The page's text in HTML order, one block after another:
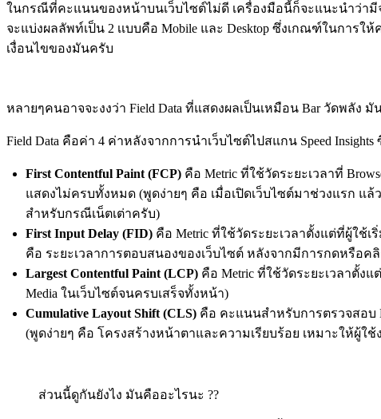
ในกรณีที่คะแนนของหน้าบนเว็บไซต์ไม่ดี เครื่องมือนี้ก็จะแนะนำว่ามี
จะแบ่งผลลัพท์เป็น 2 เเบบคือ Mobile และ Desktop ซึ่งเกณฑ์ในกา
เงื่อนไขของมันครับ
หลายๆคนอาจจะงงว่า Field Data ที่แสดงผลเป็นเหมือน Bar วัดพลัง
Field Data คือค่า 4 ค่าหลังจากการนำเว็บไซต์ไปสแกน Speed
First Contentful Paint (FCP) คือ Metric ที่ใช้วัดระยะเวลาที่
แสดงไม่ครบทั้งหมด (พูดง่ายๆ คือ เมื่อเปิดเว็บไซต์มาช่วงแรก แ
สำหรับกรณีเน็ตเต่าครับ)
First Input Delay (FID) คือ Metric ที่ใช้วัดระยะเวลาตั้งแต่ที่ผู้ใช้เ
คือ ระยะเวลาการตอบสนองของเว็บไซต์ หลังจากมีการกดหรือค
Largest Contentful Paint (LCP) คือ Metric ที่ใช้วัดระยะเวลาตั้ง
Media ในเว็บไซต์จนครบเสร็จทั้งหน้า)
Cumulative Layout Shift (CLS) คือ คะแนนสำหรับการตรวจสอบ
(พูดง่ายๆ คือ โครงสร้างหน้าตาและความเรียบร้อย เหมาะให้ผู้ใช้
ส่วนนี้ดูกันยังไง มันคืออะไรนะ ??